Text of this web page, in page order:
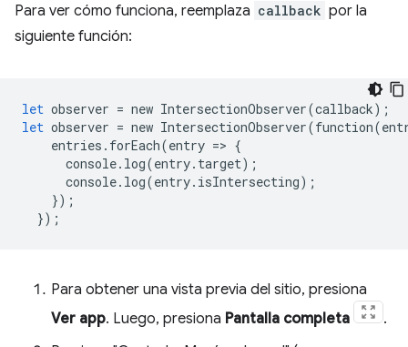
Para ver cómo funciona, reemplaza callback por la
siguiente función:
let observer = new IntersectionObserver(callback);
let observer = new IntersectionObserver(function(
entries . forEach(entry => {
console. log(entry. target);
console. log(entry. isIntersecting);
});
});
Para obtener una vista previa del sitio, presiona
Ver app. Luego, presiona Pantalla completa
.